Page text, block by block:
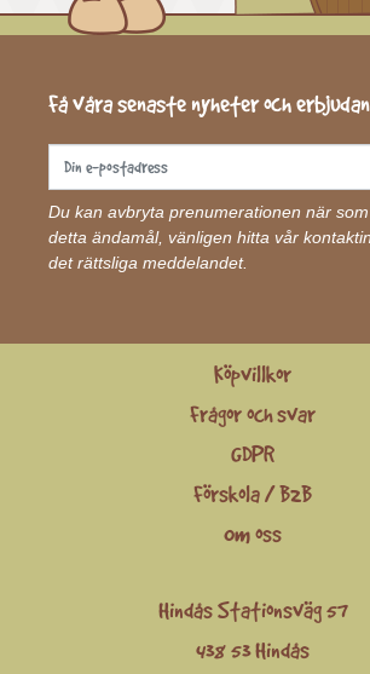
Få våra senaste nyheter och
Du kan avbryta prenumerationen när
detta ändamål, vänligen hitta vår
det rättsliga meddelandet.
Köpvillkor
Frågor och svar
GDPR
Förskola / B2B
Om oss
Hindås Stationsväg 57
438 53 Hindås